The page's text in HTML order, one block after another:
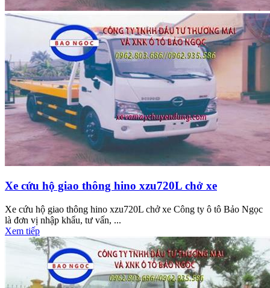
Xe cứu hộ giao thông hino xzu720L chở xe
Xe cứu hộ giao thông hino xzu720L chở xe Công ty ô tô Bảo Ngọc
là đơn vị nhập khẩu, tư vấn, ...
Xem tiếp